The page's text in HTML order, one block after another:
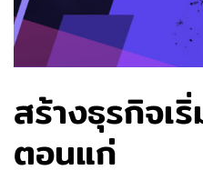
สร้างธุรกิจเ
ตอนแก่